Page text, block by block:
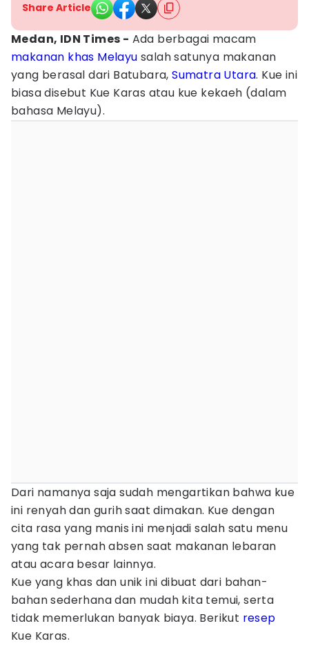
Share Article
Medan, IDN Times - Ada berbagai macam
makanan khas Melayu salah satunya makanan
yang berasal dari Batubara,Sumatra Utara. Kue ini
biasa disebut Kue Karas atau kue kekaeh (dalam
bahasa Melayu).
Dari namanya saja sudah mengartikan bahwa kue
ini renyah dan gurih saat dimakan. Kue dengan
cita rasa yang manis ini menjadi salah satu menu
yang tak pernah absen saat makanan lebaran
atau acara besar lainnya.
Kue yang khas dan unik ini dibuat dari bahan-
bahan sederhana dan mudah kita temui, serta
tidak memerlukan banyak biaya. Berikut resep
Kue Karas.